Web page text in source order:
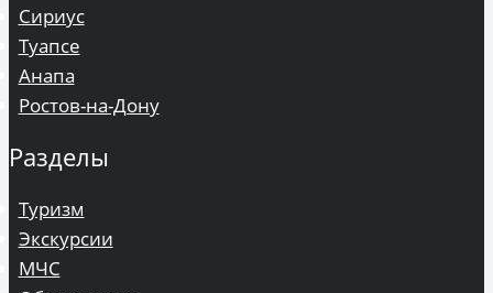
Сириус
Туапсе
Анапа
Ростов-на-Дону
Разделы
Туризм
Экскурсии
МЧС